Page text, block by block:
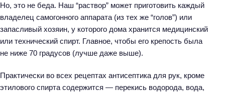
Но, это не беда. Наш “раствор” может приготовить каждый
владелец самогонного аппарата (из тех же “голов”) или
запасливый хозяин, у которого дома хранится медицинский
или технический спирт. Главное, чтобы его крепость была
не ниже 70 градусов (лучше даже выше).
Практически во всех рецептах антисептика для рук, кроме
этилового спирта содержится — перекись водорода, вода,